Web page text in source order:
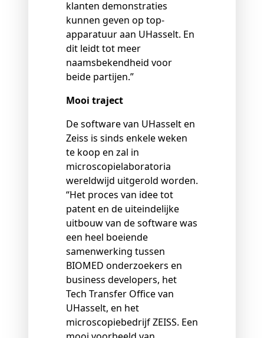
klanten demonstraties
kunnen geven op top-
apparatuur aan UHasselt. En
dit leidt tot meer
naamsbekendheid voor
beide partijen.”
Mooi traject
De software van UHasselt en
Zeiss is sinds enkele weken
te koop en zal in
microscopielaboratoria
wereldwijd uitgerold worden.
“Het proces van idee tot
patent en de uiteindelijke
uitbouw van de software was
een heel boeiende
samenwerking tussen
BIOMED onderzoekers en
business developers, het
Tech Transfer Office van
UHasselt, en het
microscopiebedrijf ZEISS. Een